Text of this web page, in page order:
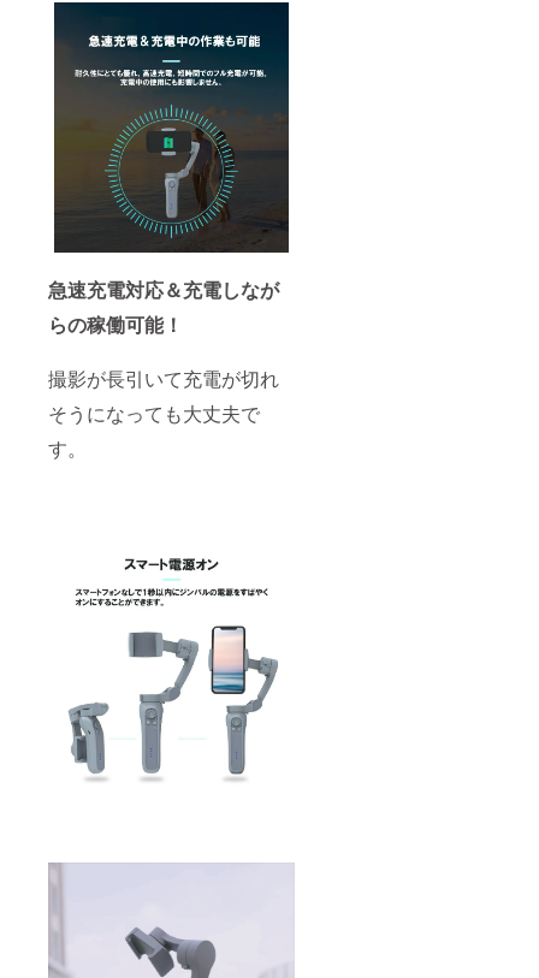
急速充電対応＆充電しなが
らの稼働可能！
撮影が長引いて充電が切れ
そうになっても大丈夫で
す。